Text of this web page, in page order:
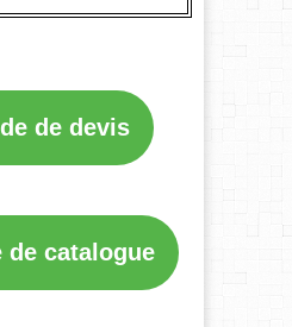
de devis
de catalogue